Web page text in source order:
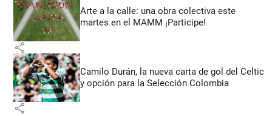
Arte a la calle: una obra colectiva este
martes en el MAMM ¡Participe!
share
Camilo Durán, la nueva carta de gol del Celtic
y opción para la Selección Colombia
share